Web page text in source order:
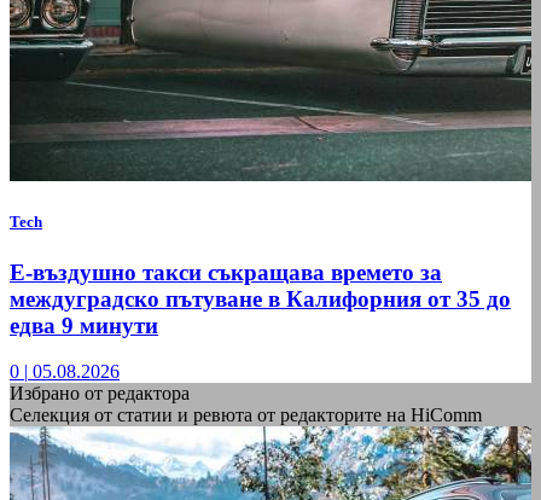
Tech
Е-въздушно такси съкращава времето за
междуградско пътуване в Калифорния от 35 до
едва 9 минути
0 | 05.08.2026
Избрано от редактора
Селекция от статии и ревюта от редакторите на HiComm